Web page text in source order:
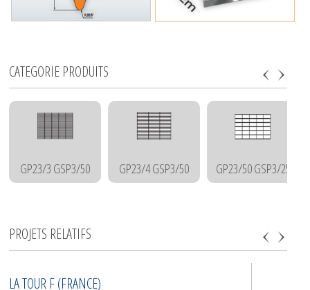
CATEGORIE PRODUITS
GP23/3 GSP3/50 GP23/4 GSP3/50 GP23/50 GSP3/25
PROJETS RELATIFS
LA TOUR F (FRANCE)